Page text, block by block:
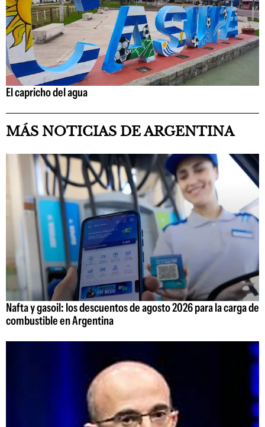
El capricho del agua
MÁS NOTICIAS DE ARGENTINA
Nafta y gasoil: los descuentos de agosto 2026 para la carga de
combustible en Argentina